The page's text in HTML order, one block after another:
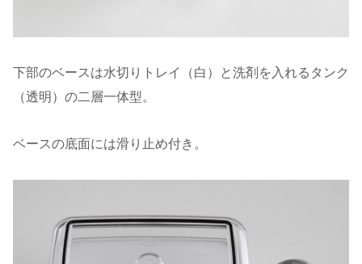
下部のベースは水切りトレイ（白）と洗剤を入れるタンク
（透明）の二層一体型。
ベースの底面には滑り止め付き。